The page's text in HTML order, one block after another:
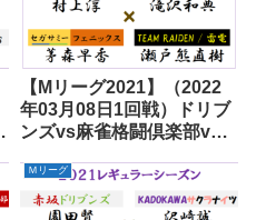
【Mリーグ2021】（2022
年03月08日1回戦）ドリブ
ンズvs麻雀格闘倶楽部vs
Ｍリーグ